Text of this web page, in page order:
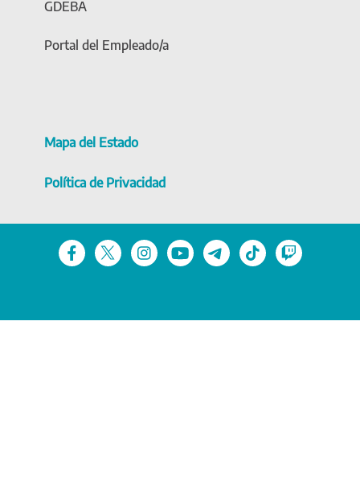
GDEBA
Portal del Empleado/a
Mapa del Estado
Política de Privacidad